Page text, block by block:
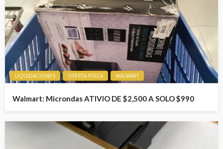
LIQUIDACIONES OFERTA FISICA WALMART
Walmart: Microndas ATIVIO DE $2,500 A SOLO $990